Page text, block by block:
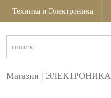
Техника и Электроника
Магазин | ЭЛЕКТРОНИКА